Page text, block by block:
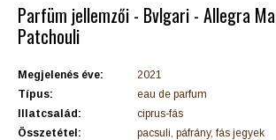
Parfüm jellemzői - Bvlgari - Allegra
Patchouli
Megjelenés éve:
2021
Típus:
eau de parfum
Illatcsalád:
ciprus-fás
Összetétel:
pacsuli, páfrány, fás jegyek